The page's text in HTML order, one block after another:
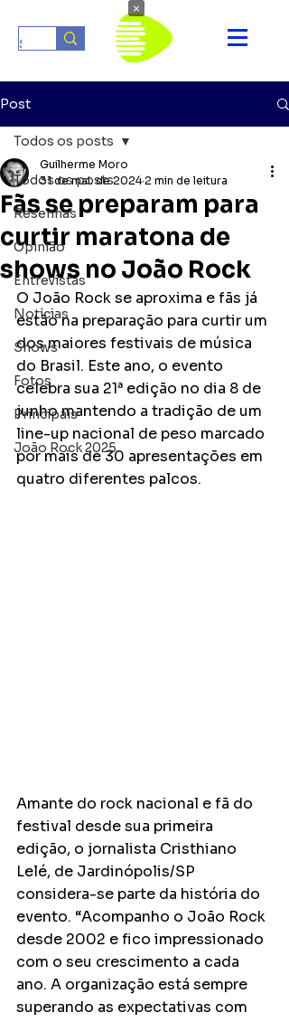
Post
Todos os posts
Resenhas
Opinião
Entrevistas
Notícias
Shows
Fotos
Principais
João Rock 2025
Todos os posts
Fãs se preparam para
curtir maratona de
shows no João Rock
Guilherme Moro
31 de mai. de 2024 2 min de leitura
O João Rock se aproxima e fãs já
estão na preparação para curtir um
dos maiores festivais de música
do Brasil. Este ano, o evento
celebra sua 21ª edição no dia 8 de
junho mantendo a tradição de um
line-up nacional de peso marcado
por mais de 30 apresentações em
quatro diferentes palcos.
Amante do rock nacional e fã do
festival desde sua primeira
edição, o jornalista Cristhiano
Lelé, de Jardinópolis/SP
considera-se parte da história do
evento. “Acompanho o João Rock
desde 2002 e fico impressionado
com o seu crescimento a cada
ano. A organização está sempre
superando as expectativas com
×